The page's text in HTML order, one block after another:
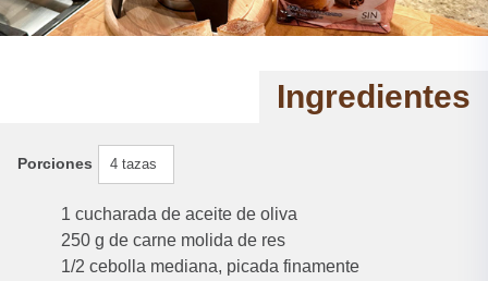
Ingredientes
Porciones 4 tazas
1 cucharada de aceite de oliva
250 g de carne molida de res
1/2 cebolla mediana, picada finamente